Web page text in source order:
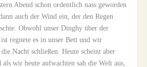
Abend schon ordentlich nass geworden
auch der Wind ein, der den Regen
Obwohl unser Dinghy über der
regnete es in unser Bett und wir
Nacht schließen. Heute scheint aber
wir heute aufwachten sah die Welt aus,